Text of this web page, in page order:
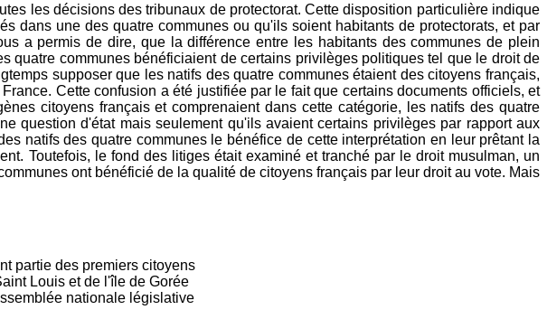
les décisions des tribunaux de protectorat. Cette disposition particulière indique
dans une des quatre communes ou qu'ils soient habitants de protectorats, et par
a permis de dire, que la différence entre les habitants des communes de plein
quatre communes bénéficiaient de certains privilèges politiques tel que le droit de
supposer que les natifs des quatre communes étaient des citoyens français,
Cette confusion a été justifiée par le fait que certains documents officiels, et
citoyens français et comprenaient dans cette catégorie, les natifs des quatre
question d'état mais seulement qu'ils avaient certains privilèges par rapport aux
natifs des quatre communes le bénéfice de cette interprétation en leur prêtant la
Toutefois, le fond des litiges était examiné et tranché par le droit musulman, un
ont bénéficié de la qualité de citoyens français par leur droit au vote. Mais
partie des premiers citoyens
Louis et de l'île de Gorée
nationale législative